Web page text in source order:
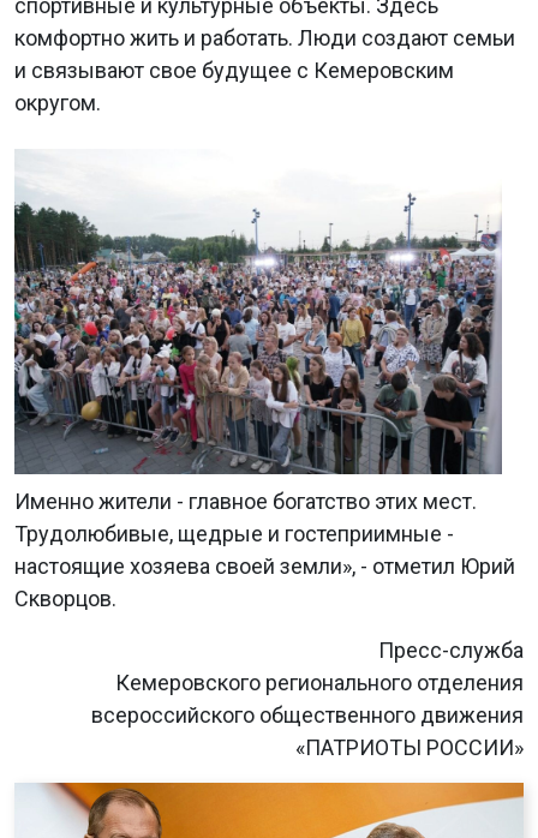
спортивные и культурные объекты. Здесь
комфортно жить и работать. Люди создают семьи
и связывают свое будущее с Кемеровским
округом.
Именно жители - главное богатство этих мест.
Трудолюбивые, щедрые и гостеприимные -
настоящие хозяева своей земли», - отметил Юрий
Скворцов.
Пресс-служба
Кемеровского регионального отделения
всероссийского общественного движения
«ПАТРИОТЫ РОССИИ»